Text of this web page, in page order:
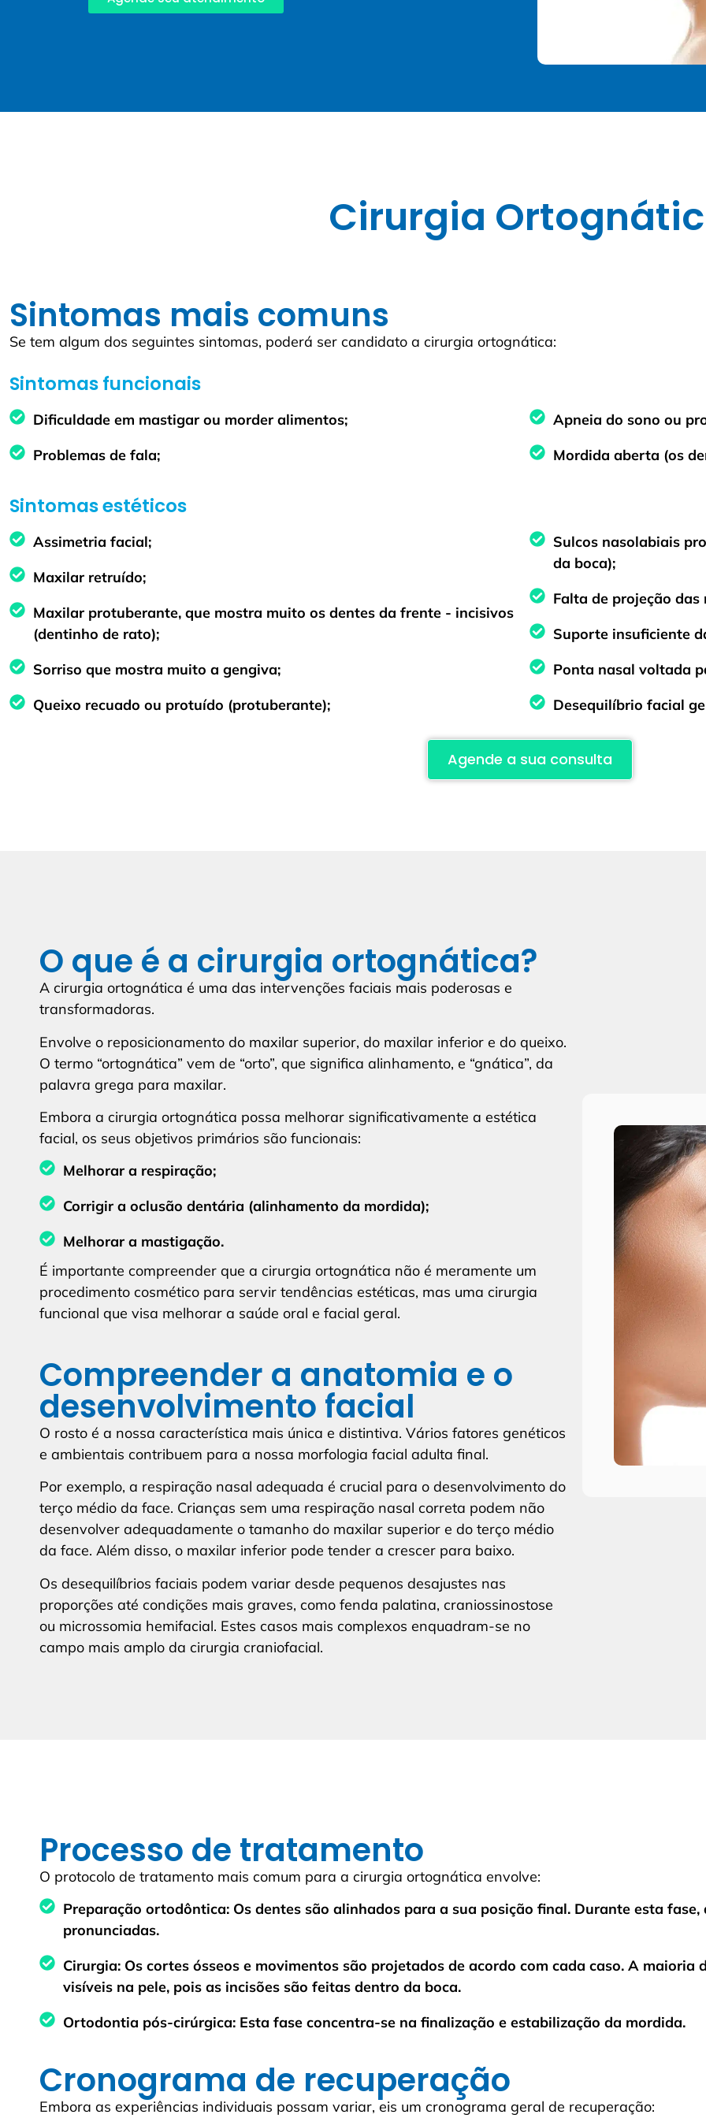
Cirurgia
Sintomas mais comuns
Se tem algum dos seguintes sintomas, poderá ser candidato a cirurgia ortognática:
Sintomas funcionais
Dificuldade em mastigar ou morder alimentos;
Problemas de fala;
Apneia do sono ou
Mordida aberta (os
Sintomas estéticos
Assimetria facial;
Maxilar retruído;
Maxilar protuberante, que mostra muito os dentes da frente - incisivos
(dentinho de rato);
Sorriso que mostra muito a gengiva;
Queixo recuado ou protuído (protuberante);
Sulcos nasolabiais
da boca);
Falta de projeção das
Suporte insuficiente
Ponta nasal voltada
Desequilíbrio facial
Agende a sua consulta
O que é a cirurgia ortognática?
A cirurgia ortognática é uma das intervenções faciais mais poderosas e
transformadoras.
Envolve o reposicionamento do maxilar superior, do maxilar inferior e do queixo.
O termo “ortognática” vem de “orto”, que significa alinhamento, e “gnática”, da
palavra grega para maxilar.
Embora a cirurgia ortognática possa melhorar significativamente a estética
facial, os seus objetivos primários são funcionais:
Melhorar a respiração;
Corrigir a oclusão dentária (alinhamento da mordida);
Melhorar a mastigação.
É importante compreender que a cirurgia ortognática não é meramente um
procedimento cosmético para servir tendências estéticas, mas uma cirurgia
funcional que visa melhorar a saúde oral e facial geral.
Compreender a anatomia e o
desenvolvimento facial
O rosto é a nossa característica mais única e distintiva. Vários fatores genéticos
e ambientais contribuem para a nossa morfologia facial adulta final.
Por exemplo, a respiração nasal adequada é crucial para o desenvolvimento do
terço médio da face. Crianças sem uma respiração nasal correta podem não
desenvolver adequadamente o tamanho do maxilar superior e do terço médio
da face. Além disso, o maxilar inferior pode tender a crescer para baixo.
Os desequilíbrios faciais podem variar desde pequenos desajustes nas
proporções até condições mais graves, como fenda palatina, craniossinostose
ou microssomia hemifacial. Estes casos mais complexos enquadram-se no
campo mais amplo da cirurgia craniofacial.
Processo de tratamento
O protocolo de tratamento mais comum para a cirurgia ortognática envolve:
Preparação ortodôntica: Os dentes são alinhados para a sua posição final. Durante esta
pronunciadas.
Cirurgia: Os cortes ósseos e movimentos são projetados de acordo com cada caso. A
visíveis na pele, pois as incisões são feitas dentro da boca.
Ortodontia pós-cirúrgica: Esta fase concentra-se na finalização e estabilização da mordida.
Cronograma de recuperação
Embora as experiências individuais possam variar, eis um cronograma geral de recuperação: